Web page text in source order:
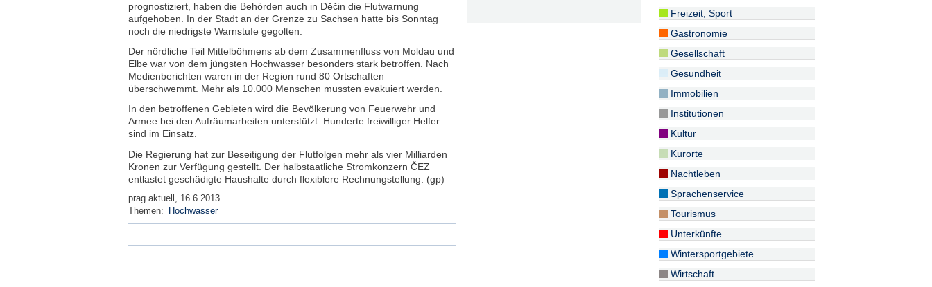
prognostiziert, haben die Behörden auch in Děčin die Flutwarnung
aufgehoben. In der Stadt an der Grenze zu Sachsen hatte bis Sonntag
noch die niedrigste Warnstufe gegolten.
Der nördliche Teil Mittelböhmens ab dem Zusammenfluss von Moldau und
Elbe war von dem jüngsten Hochwasser besonders stark betroffen. Nach
Medienberichten waren in der Region rund 80 Ortschaften
überschwemmt. Mehr als 10.000 Menschen mussten evakuiert werden.
In den betroffenen Gebieten wird die Bevölkerung von Feuerwehr und
Armee bei den Aufräumarbeiten unterstützt. Hunderte freiwilliger Helfer
sind im Einsatz.
Die Regierung hat zur Beseitigung der Flutfolgen mehr als vier Milliarden
Kronen zur Verfügung gestellt. Der halbstaatliche Stromkonzern ČEZ
entlastet geschädigte Haushalte durch flexiblere Rechnungstellung. (gp)
prag aktuell, 16.6.2013
Themen:
Hochwasser
Freizeit, Sport
Gastronomie
Gesellschaft
Gesundheit
Immobilien
Institutionen
Kultur
Kurorte
Nachtleben
Sprachenservice
Tourismus
Unterkünfte
Wintersportgebiete
Wirtschaft